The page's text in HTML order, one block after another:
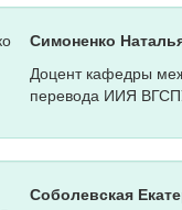
Симоненко
Доцент кафедры
перевода ИИЯ
Соболевская